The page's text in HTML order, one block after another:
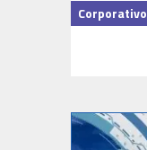
Corporativo